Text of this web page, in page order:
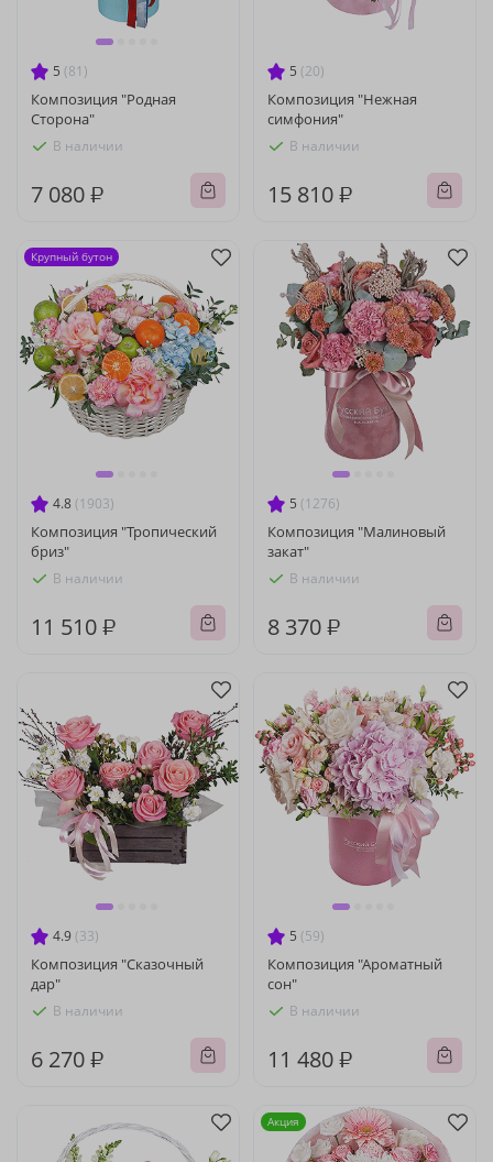
5 (81)
Композиция "Родная
Сторона"
В наличии
7 080 ₽
5 (20)
Композиция "Нежная
симфония"
В наличии
15 810 ₽
4.8 (1903)
Композиция "Тропический
бриз"
В наличии
11 510 ₽
Крупный бутон
5 (1276)
Композиция "Малиновый
закат"
В наличии
8 370 ₽
4.9 (33)
Композиция "Сказочный
дар"
В наличии
6 270 ₽
5 (59)
Композиция "Ароматный
сон"
В наличии
11 480 ₽
Акция